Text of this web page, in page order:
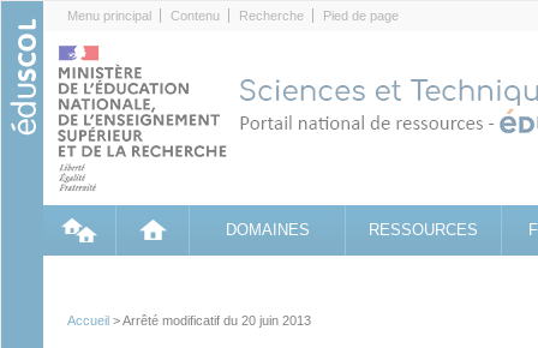
Menu principal Contenu Recherche Pied de page
DOMAINES RESSOURCES
Accueil > Arrêté modificatif du 20 juin 2013